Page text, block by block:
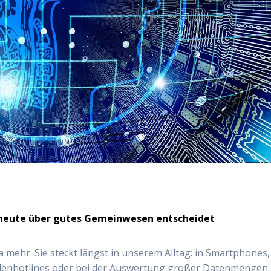
über gutes Gemeinwesen entscheidet
Sie steckt längst in unserem Alltag: in Smartphones,
oder bei der Auswertung großer